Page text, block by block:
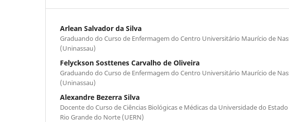
Arlean Salvador da Silva
Graduando do Curso de Enfermagem do Centro Universitário Maurício de
(Uninassau)
Felyckson Sosttenes Carvalho de Oliveira
Graduando do Curso de Enfermagem do Centro Universitário Maurício de
(Uninassau)
Alexandre Bezerra Silva
Docente do Curso de Ciências Biológicas e Médicas da Universidade do
Rio Grande do Norte (UERN)